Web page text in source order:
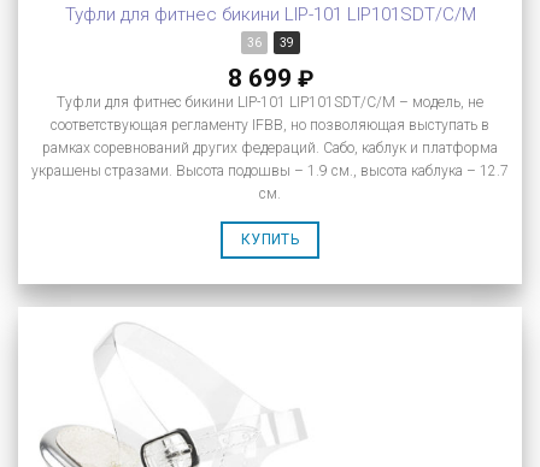
Туфли для фитнес бикини LIP-101 LIP101SDT/C/M
36 39
8 699 ₽
Туфли для фитнес бикини LIP-101 LIP101SDT/C/M – модель, не
соответствующая регламенту IFBB, но позволяющая выступать в
рамках соревнований других федераций. Сабо, каблук и платформа
украшены стразами. Высота подошвы – 1.9 см., высота каблука – 12.7
см.
КУПИТЬ